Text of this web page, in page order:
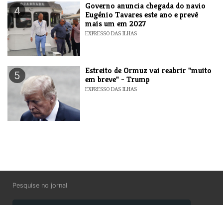
4
Governo anuncia chegada do navio
Eugénio Tavares este ano e prevê
mais um em 2027
EXPRESSO DAS ILHAS
5
Estreito de Ormuz vai reabrir "muito
em breve" - Trump
EXPRESSO DAS ILHAS
Pesquise no jornal